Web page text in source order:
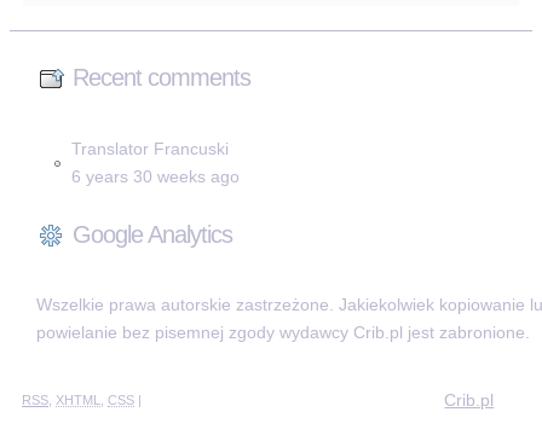
Recent comments
Translator Francuski
6 years 30 weeks ago
Google Analytics
Wszelkie prawa autorskie zastrzeżone. Jakiekolwiek kopiowanie
powielanie bez pisemnej zgody wydawcy Crib.pl jest zabronione.
RSS XHTML CSS Crib.pl